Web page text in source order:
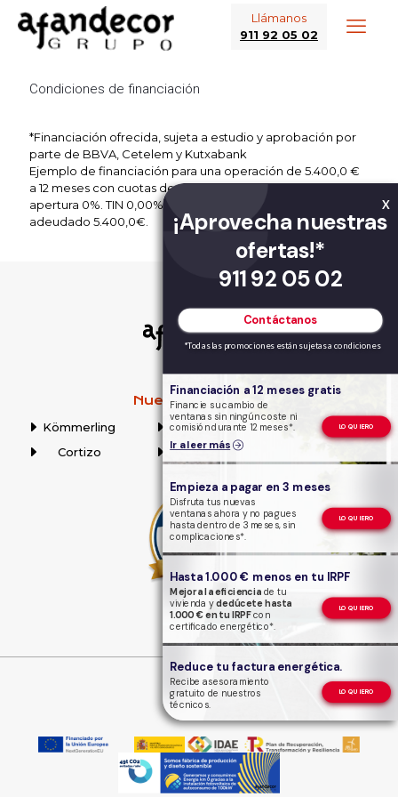
Llámanos
911 92 05 02
Condiciones de financiación
*Financiación ofrecida, sujeta a estudio y aprobación por
parte de BBVA, Cetelem y Kutxabank
Ejemplo de financiación para una operación de 5.400,0 €
a 12 meses con cuotas de 450,0 € cada una. Comisión de
apertura 0%. TIN 0,00%, TAE 0,00%. Importe total
adeudado 5.400,0€.
¡Aprovecha nuestras
ofertas!*
911 92 05 02
X
Contáctanos
*Todas las promociones están sujetas a condiciones
Financiación a 12 meses gratis
Financie su cambio de
ventanas sin ningún coste ni
comisión durante 12 meses*.
Ir a leer más
LO QUIERO
Empieza a pagar en 3 meses
Disfruta tus nuevas
ventanas ahora y no pagues
hasta dentro de 3 meses, sin
complicaciones*.
LO QUIERO
Hasta 1.000 € menos en tu IRPF
Mejora la eficiencia de tu
vivienda ydedúcete hasta
1.000 € en tu IRPFcon
certificado energético*.
LO QUIERO
Reduce tu factura energética.
Recibe asesoramiento
gratuito de nuestros
técnicos.
LO QUIERO
Nuestras marcas
Kömmerling
Cortizo
Schüco
Guardian Glass
Technal